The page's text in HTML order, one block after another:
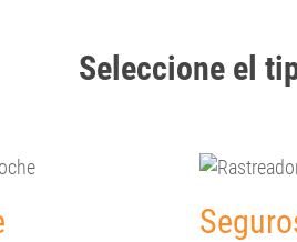
Seleccione el